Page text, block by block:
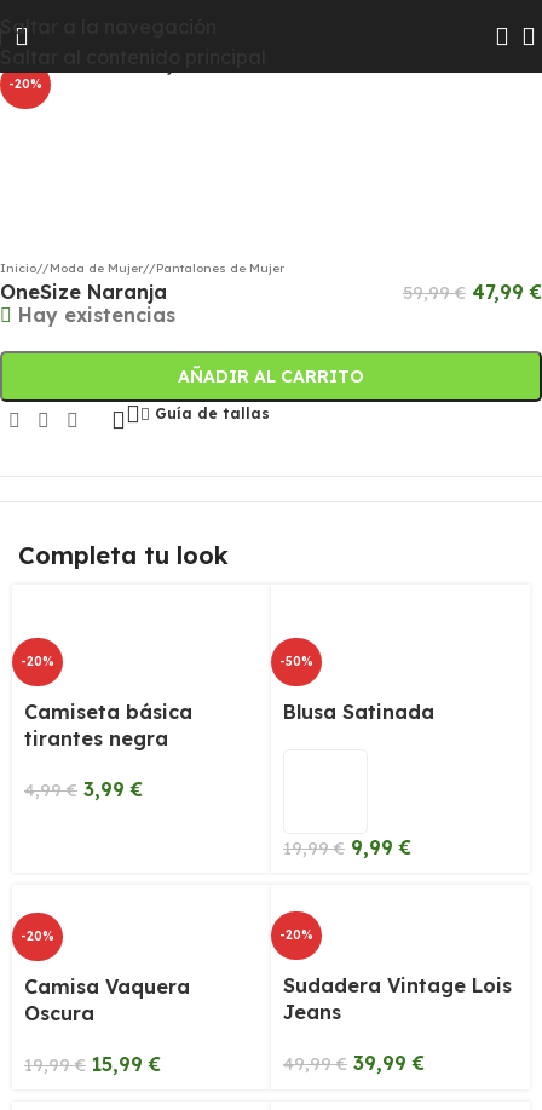
Saltar a la navegación
para que te resulte más fácil encontrar todas las
novedades
-20%
Inicio/ Moda de Mujer/ Pantalones de Mujer
OneSize Naranja 59,99€ 47,99€
Hay existencias
AÑADIR AL CARRITO
Guía de tallas
Completa tu look
-20%
Camiseta básica
tirantes negra
4,99€ 3,99€
-50%
Blusa Satinada
19,99€ 9,99€
-20%
Camisa Vaquera
Oscura
19,99€ 15,99€
-20%
Sudadera Vintage Lois
Jeans
49,99€ 39,99€